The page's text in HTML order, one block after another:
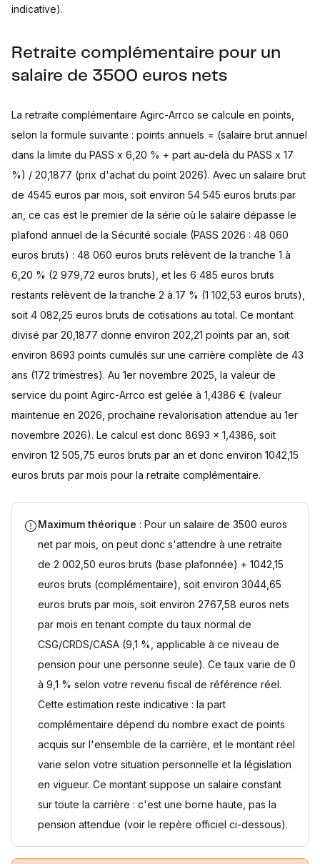
indicative).
Retraite complémentaire pour un
salaire de 3500 euros nets
La retraite complémentaire Agirc-Arrco se calcule en points,
selon la formule suivante : points annuels = (salaire brut annuel
dans la limite du PASS x 6,20 % + part au-delà du PASS x 17
%) / 20,1877 (prix d'achat du point 2026). Avec un salaire brut
de 4545 euros par mois, soit environ 54 545 euros bruts par
an, ce cas est le premier de la série où le salaire dépasse le
plafond annuel de la Sécurité sociale (PASS 2026 : 48 060
euros bruts) : 48 060 euros bruts relèvent de la tranche 1 à
6,20 % (2 979,72 euros bruts), et les 6 485 euros bruts
restants relèvent de la tranche 2 à 17 % (1 102,53 euros bruts),
soit 4 082,25 euros bruts de cotisations au total. Ce montant
divisé par 20,1877 donne environ 202,21 points par an, soit
environ 8693 points cumulés sur une carrière complète de 43
ans (172 trimestres). Au 1er novembre 2025, la valeur de
service du point Agirc-Arrco est gelée à 1,4386 € (valeur
maintenue en 2026, prochaine revalorisation attendue au 1er
novembre 2026). Le calcul est donc 8693 x 1,4386, soit
environ 12 505,75 euros bruts par an et donc environ 1042,15
euros bruts par mois pour la retraite complémentaire.
Maximum théorique : Pour un salaire de 3500 euros
net par mois, on peut donc s'attendre à une retraite
de 2 002,50 euros bruts (base plafonnée) + 1042,15
euros bruts (complémentaire), soit environ 3044,65
euros bruts par mois, soit environ 2767,58 euros nets
par mois en tenant compte du taux normal de
CSG/CRDS/CASA (9,1 %, applicable à ce niveau de
pension pour une personne seule). Ce taux varie de 0
à 9,1 % selon votre revenu fiscal de référence réel.
Cette estimation reste indicative : la part
complémentaire dépend du nombre exact de points
acquis sur l'ensemble de la carrière, et le montant réel
varie selon votre situation personnelle et la législation
en vigueur. Ce montant suppose un salaire constant
sur toute la carrière : c'est une borne haute, pas la
pension attendue (voir le repère officiel ci-dessous).